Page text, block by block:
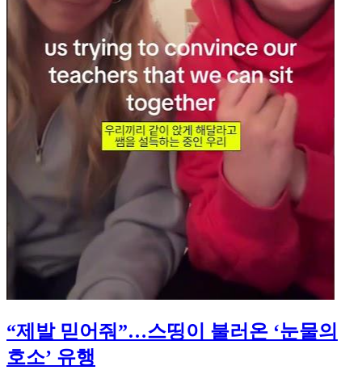
“제발 믿어줘”…스띵이 불러온 ‘눈물의
호소’ 유행